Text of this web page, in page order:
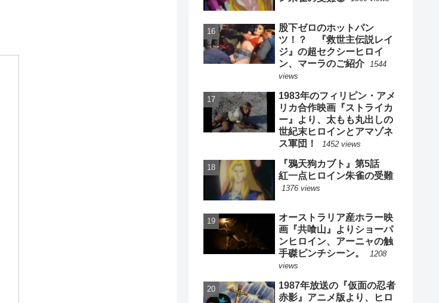
股下ゼロのホットパン
ツ！？ 『救世主伝説レイ
ジ』の超セクシーヒロイ
ン、マーラのご紹介
1544
views
1983年のフィリピン・アメ
リカ合作映画『ストライカ
ー』より、太もも丸出しの
世紀末ヒロインとアマゾネ
ス軍団！
1452 views
『鴉天狗カブト』第5話
紅一点ヒロイン朱雀の受難
1376 views
オーストラリア産ホラー映
画『共喰山』よりショーパ
ンヒロイン、アーニャの触
手磔ピンチシーン。
1208
views
1987年放送の『仮面の忍者
赤影』アニメ版より、ヒロ